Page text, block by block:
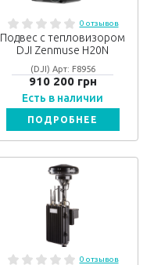
0 отзывов
Подвес с тепловизором
DJI Zenmuse H20N
(DJI) Арт: F8956
910 200 грн
Есть в наличии
ПОДРОБНЕЕ
0 отзывов